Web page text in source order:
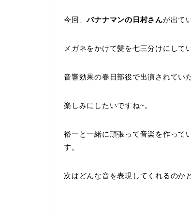
今回、バナナマンの日村さんが出て
メガネをかけて髪を七三分けにして
音響効果の春日部役で出演されてい
楽しみにしたいですね~。
裕一と一緒に頑張って音楽を作って
す。
次はどんな音を表現してくれるのか